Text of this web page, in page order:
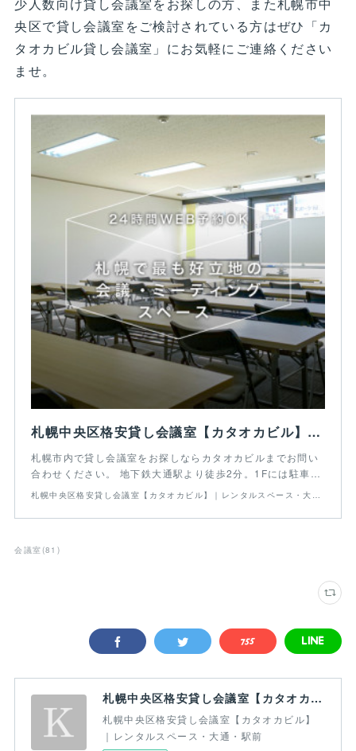
少人数向け貸し会議室をお探しの方、また札幌市中
央区で貸し会議室をご検討されている方はぜひ「カ
タオカビル貸し会議室」にお気軽にご連絡ください
ませ。
札幌中央区格安貸し会議室【カタオカビル】｜レンタルスペース・大通・駅前
札幌市内で貸し会議室をお探しならカタオカビルまでお問い
合わせください。 地下鉄大通駅より徒歩2分。1Fには駐車…
会議室 (81 )
札幌中央区格安貸し会議室【カタオカビル】｜レンタルスペース・大通・駅前
札幌中央区格安貸し会議室【カタオカビル】
｜レンタルスペース・大通・駅前